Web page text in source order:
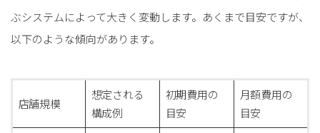
ぶシステムによって大きく変動します。あくまで目安ですが、
以下のような傾向があります。
店舗規模
想定される
構成例
初期費用の
目安
月額費用の
目安